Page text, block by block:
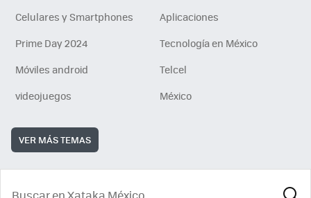
Celulares y Smartphones
Aplicaciones
Prime Day 2024
Tecnología en México
Móviles android
Telcel
videojuegos
México
VER MÁS TEMAS